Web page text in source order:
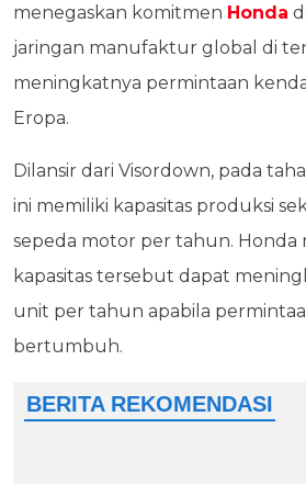
menegaskan komitmen Honda
jaringan manufaktur global di
meningkatnya permintaan
Eropa.
Dilansir dari Visordown, pada
ini memiliki kapasitas produksi
sepeda motor per tahun. Honda
kapasitas tersebut dapat
unit per tahun apabila
bertumbuh.